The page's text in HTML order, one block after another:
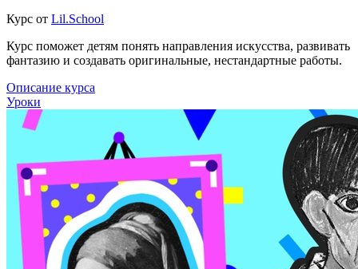
Курс от Lil.School
Курс поможет детям понять направления искусства, развивать
фантазию и создавать оригинальные, нестандартные работы.
Описание курса
Уроки